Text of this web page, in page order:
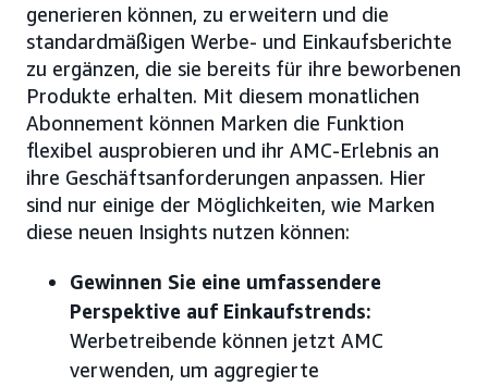
generieren können, zu erweitern und die
standardmäßigen Werbe- und Einkaufsberichte
zu ergänzen, die sie bereits für ihre beworbenen
Produkte erhalten. Mit diesem monatlichen
Abonnement können Marken die Funktion
flexibel ausprobieren und ihr AMC-Erlebnis an
ihre Geschäftsanforderungen anpassen. Hier
sind nur einige der Möglichkeiten, wie Marken
diese neuen Insights nutzen können:
Gewinnen Sie eine umfassendere
Perspektive auf Einkaufstrends:
Werbetreibende können jetzt AMC
verwenden, um aggregierte